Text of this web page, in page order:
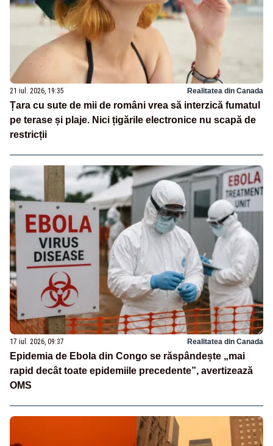
21 iul. 2026, 19:35 Realitatea din Canada
Țara cu sute de mii de români vrea să interzică fumatul
pe terase și plaje. Nici țigările electronice nu scapă de
restricții
17 iul. 2026, 09:37 Realitatea din Canada
Epidemia de Ebola din Congo se răspândește „mai
rapid decât toate epidemiile precedente”, avertizează
OMS